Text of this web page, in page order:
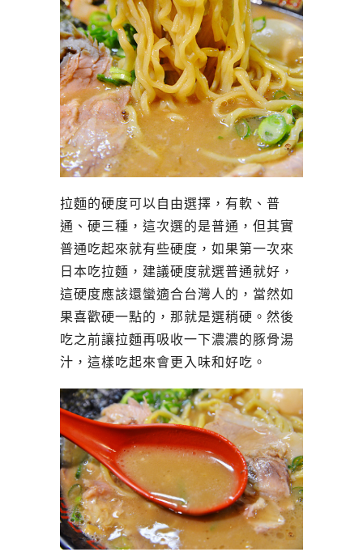
拉麵的硬度可以自由選擇，有軟、普
通、硬三種，這次選的是普通，但其實
普通吃起來就有些硬度，如果第一次來
日本吃拉麵，建議硬度就選普通就好，
這硬度應該還蠻適合台灣人的，當然如
果喜歡硬一點的，那就是選稍硬。然後
吃之前讓拉麵再吸收一下濃濃的豚骨湯
汁，這樣吃起來會更入味和好吃。